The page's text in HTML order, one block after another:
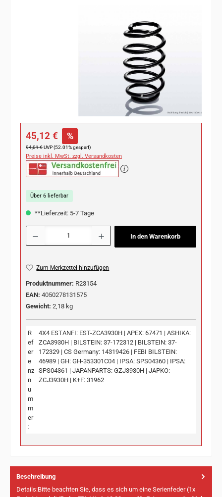
Verkaufspreis:
45,12 € %
Regulärer Preis:
94,01 €UVP (52.01% gespart)
Preise inkl. MwSt. zzgl. Versandkosten
Über 6 lieferbar
**Lieferzeit: 5-7 Tage
Produkt Anzahl: Gib den gewünschten Wert ein oder benutze die Schaltflächen
In den Warenkorb
Zum Merkzettel hinzufügen
Produktnummer: R23154
EAN: 4050278131575
Gewicht: 2,18 kg
R
ef
er
e
nz
n
u
m
m
er
:
4X4 ESTANFI: EST-ZCA3930H | APEX: 67471 | ASHIKA:
ZCA3930H | BILSTEIN: 37-172312 | BILSTEIN: 37-
172329 | CS Germany: 14319426 | FEBI BILSTEIN:
46989 | GH: GH-353301C04 | IPSA: SPS04360 | IPSA:
SPS04361 | JAPANPARTS: GZJ3930H | JAPKO:
ZCJ3930H | K+F: 31962
Beschreibung
Details:Bitte beachten Sie, dass es sich um eine Serienfeder (1x